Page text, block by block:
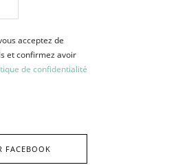
acceptez de
et confirmez avoir
de confidentialité
FACEBOOK